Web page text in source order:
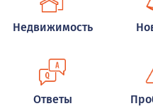
Недвижимость
Ответы